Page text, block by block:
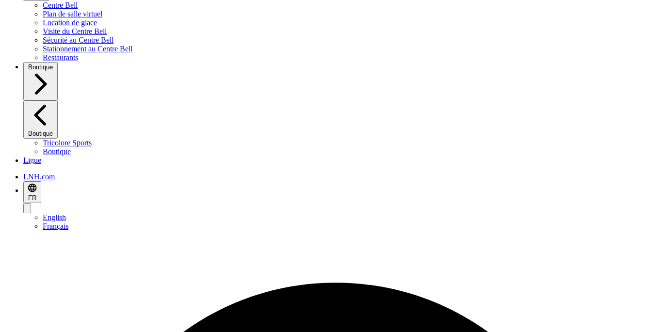
Centre Bell
Plan de salle virtuel
Location de glace
Visite du Centre Bell
Sécurité au Centre Bell
Stationnement au Centre Bell
Restaurants
Boutique
Boutique
Tricolore Sports
Boutique
Ligue
LNH.com
FR
English
Français